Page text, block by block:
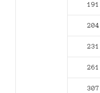
191
204
231
261
307